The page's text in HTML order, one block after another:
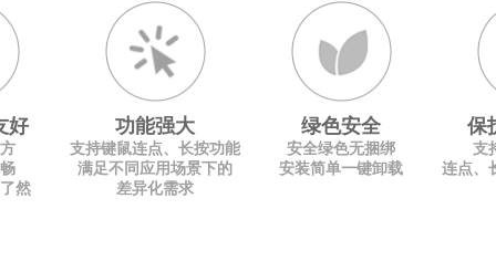
好
然
功能强大
支持键鼠连点、长按功能
满足不同应用场景下的
差异化需求
绿色安全
安全绿色无捆绑
安装简单一键卸载
保
支
连点、